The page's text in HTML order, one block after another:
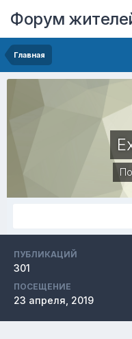
Форум
Главная
ПУБЛИКАЦИЙ
301
ПОСЕЩЕНИЕ
23 апреля, 2019